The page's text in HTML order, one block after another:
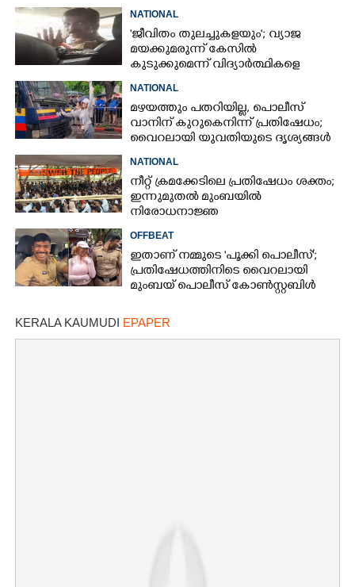
NATIONAL
'ജീവിതം തുലച്ചുകളയും'; വ്യാജ
മയക്കുമരുന്ന് കേസിൽ
കുടുക്കുമെന്ന് വിദ്യാർത്ഥികളെ
ഉദ്യോഗസ്ഥൻ
NATIONAL
മഴയത്തും പതറിയില്ല, പൊലീസ്
വാനിന് കുറുകെനിന്ന് പ്രതിഷേധം;
വൈറലായി യുവതിയുടെ ദൃശ്യങ്ങൾ
NATIONAL
നീറ്റ് ക്രമക്കേടിലെ പ്രതിഷേധം ശക്തം;
ഇന്നുമുതൽ മുംബയിൽ
നിരോധനാജ്ഞ
OFFBEAT
ഇതാണ് നമ്മുടെ 'പൂക്കി പൊലീസ്';
പ്രതിഷേധത്തിനിടെ വൈറലായി
മുംബയ് പൊലീസ് കോൺസ്റ്റബിൾ
KERALA KAUMUDI EPAPER